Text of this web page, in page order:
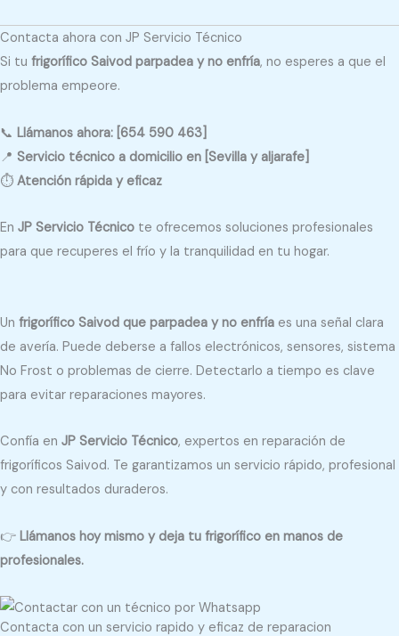
Contacta ahora con JP Servicio Técnico
Si tu frigorífico Saivod parpadea y no enfría, no esperes a que el
problema empeore.
📞 Llámanos ahora: [654 590 463]
📍 Servicio técnico a domicilio en [Sevilla y aljarafe]
⏱️ Atención rápida y eficaz
En JP Servicio Técnico te ofrecemos soluciones profesionales
para que recuperes el frío y la tranquilidad en tu hogar.
Un frigorífico Saivod que parpadea y no enfría es una señal clara
de avería. Puede deberse a fallos electrónicos, sensores, sistema
No Frost o problemas de cierre. Detectarlo a tiempo es clave
para evitar reparaciones mayores.
Confía en JP Servicio Técnico, expertos en reparación de
frigoríficos Saivod. Te garantizamos un servicio rápido, profesional
y con resultados duraderos.
👉 Llámanos hoy mismo y deja tu frigorífico en manos de
profesionales.
Contacta con un servicio rapido y eficaz de reparacion